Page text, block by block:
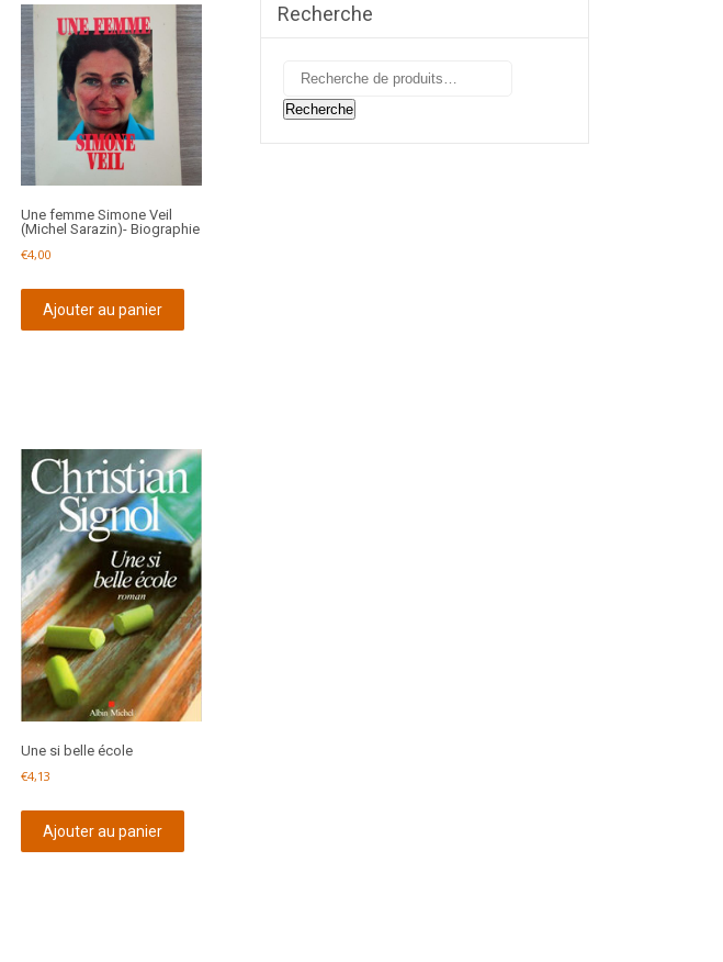
Une femme Simone Veil
(Michel Sarazin)- Biographie
€4,00
Ajouter au panier
Une si belle école
€4,13
Ajouter au panier
Recherche
Recherche
pour :
Recherche